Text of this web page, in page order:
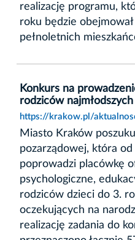
realizację programu,
roku będzie
pełnoletnich
Konkurs na
rodziców
https://krakow.pl/
Miasto Kraków
pozarządowej, która
poprowadzi placówkę
psychologiczne,
rodziców dzieci do 3.
oczekujących na
realizację zadania do